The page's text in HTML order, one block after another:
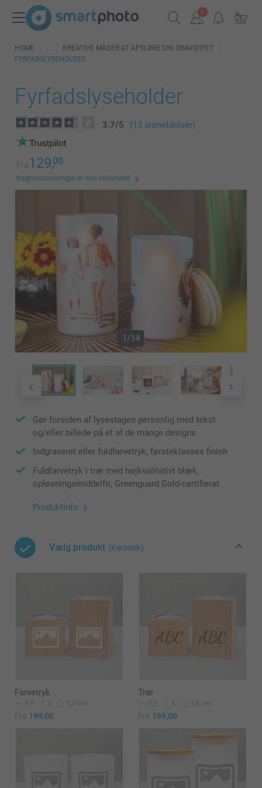
HOME
KREATIVE MÅDER AT AFSLØRE DIN GRAVIDITET
FYRFADSLYSEHOLDER
Fyrfadslyseholder
3.7/5 (13 anmeldelser)
Fra129,00
fragtomkostninger er ikke inkluderet
1/14
Gør forsiden af lysestagen personlig med tekst
og/eller billede på et af de mange designs
Indgraveret eller fuldfarvetryk, førsteklasses finish
Fuldfarvetryk i træ med højkvalitativt blæk,
opløsningsmiddelfri, Greenguard Gold-certifierat
Produktinfo
Vælg produkt (Keramik)
Farvetryk
5,5 8 5,5 cm
Fra 199,00
Træ
5,5 8 5,5 cm
Fra 169,00